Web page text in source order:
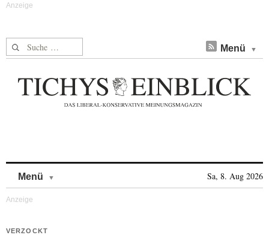
Suche nach: Menü
Menü Sa, 8. Aug 2026
VERZOCKT